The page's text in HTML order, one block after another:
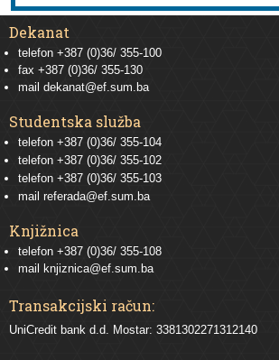
Dekanat
telefon +387 (0)36/ 355-100
fax +387 (0)36/ 355-130
mail dekanat@ef.sum.ba
Studentska služba
telefon +387 (0)36/ 355-104
telefon +387 (0)36/ 355-102
telefon +387 (0)36/ 355-103
mail referada@ef.sum.ba
Knjižnica
telefon +387 (0)36/ 355-108
mail
knjiznica@ef.sum.ba
Transakcijski račun:
UniCredit bank d.d. Mostar: 3381302271312140